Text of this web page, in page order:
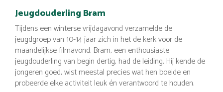
Jeugdouderling Bram
Tijdens een winterse vrijdagavond verzamelde de
jeugdgroep van 10-14 jaar zich in het de kerk voor de
maandelijkse filmavond. Bram, een enthousiaste
jeugdouderling van begin dertig, had de leiding. Hij kende de
jongeren goed, wist meestal precies wat hen boeide en
probeerde elke activiteit leuk én verantwoord te houden.